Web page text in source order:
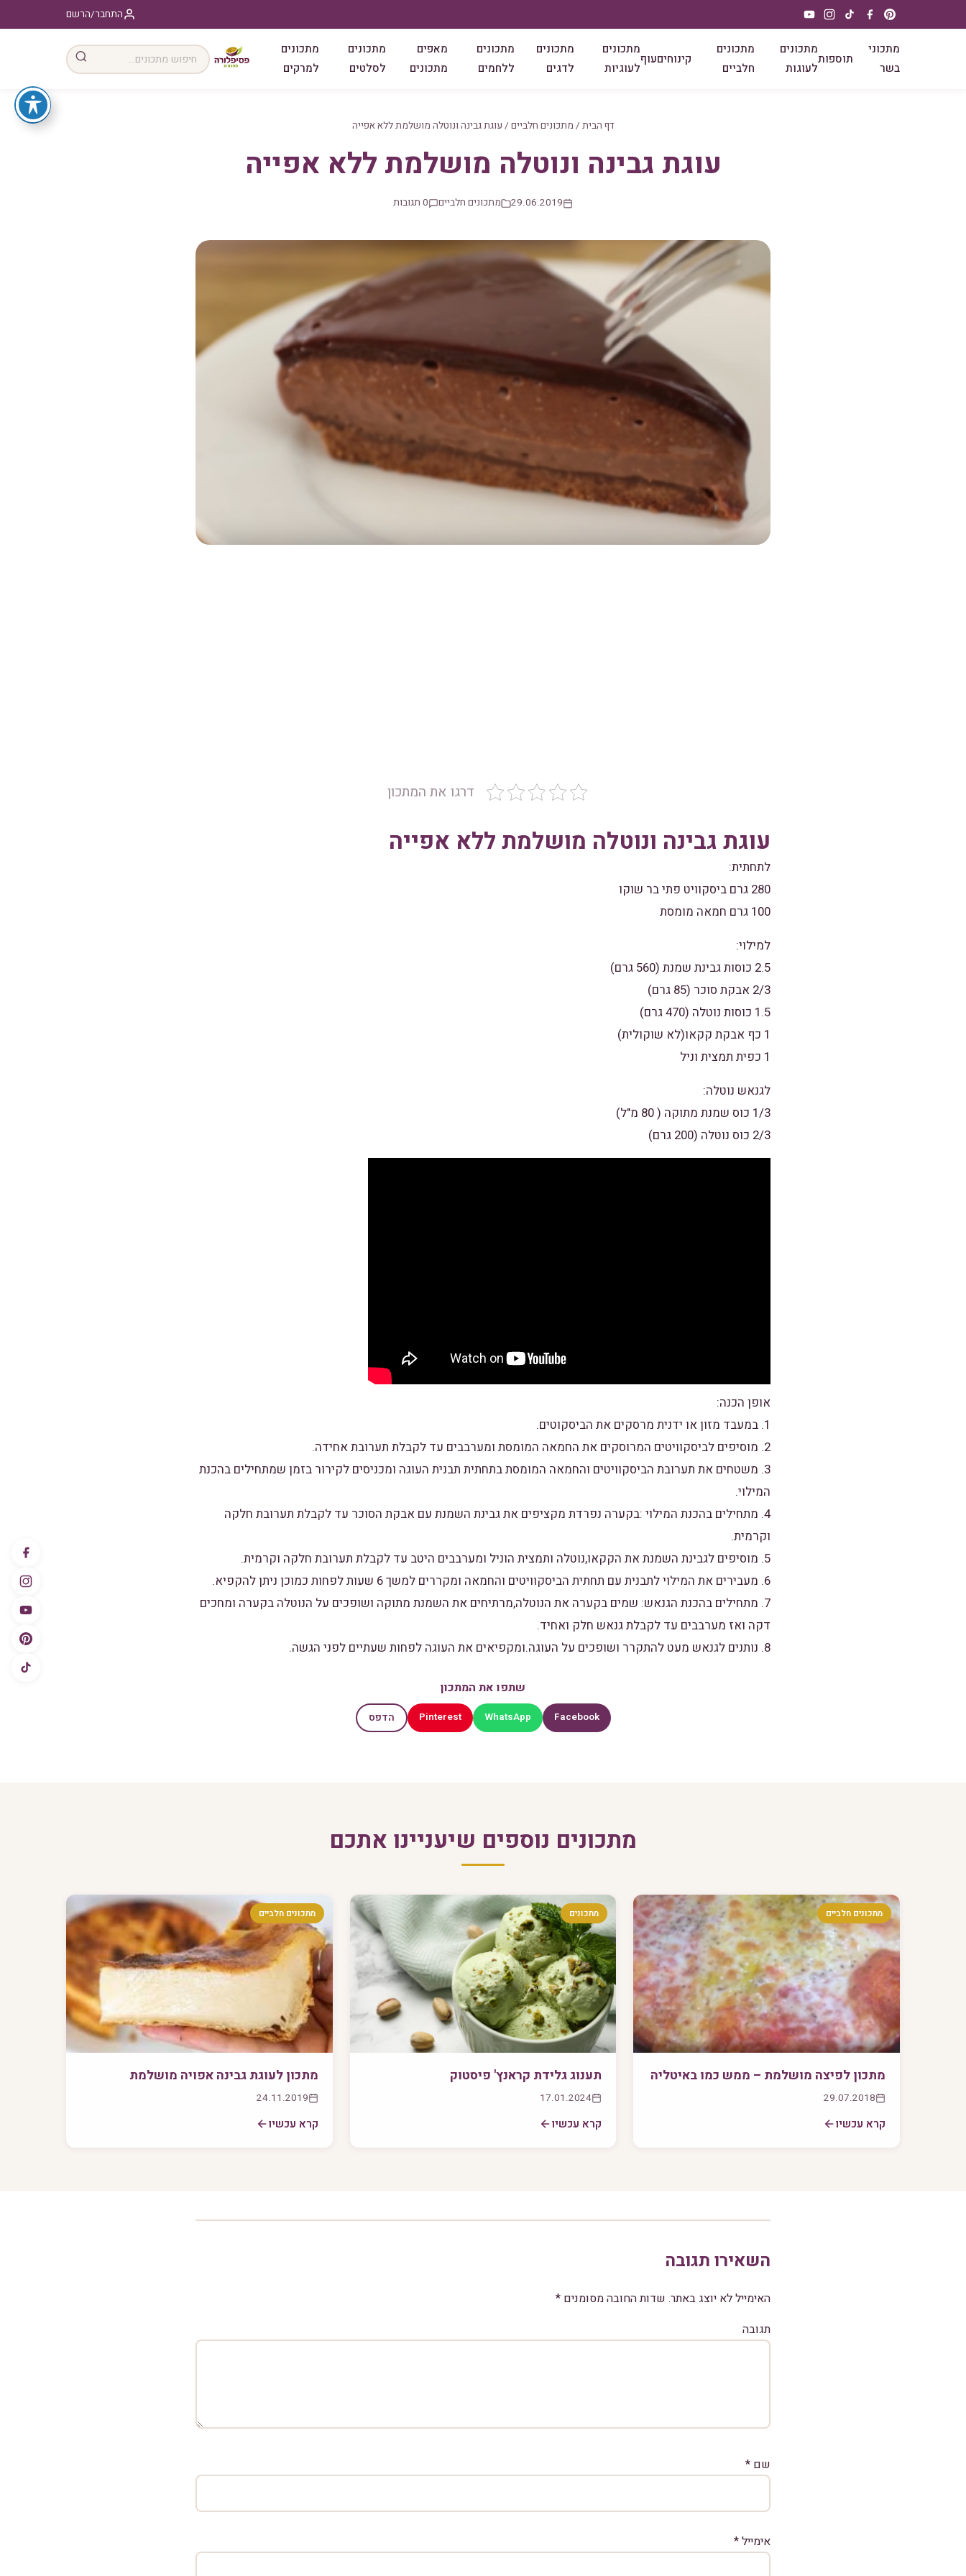
התחבר/הרשם
מתכוני
בשר
תוספות
מתכונים
לעוגות
מתכונים
חלביים
קינוחיםעוף
מתכונים
לעוגיות
מתכונים
לדגים
מתכונים
ללחמים
מאפים
מתכונים
מתכונים
לסלטים
מתכונים
למרקים
דף הבית / מתכונים חלביים / עוגת גבינה ונוטלה מושלמת ללא אפייה
עוגת גבינה ונוטלה מושלמת ללא אפייה
29.06.2019 מתכונים חלביים 0 תגובות
דרגו את המתכון
עוגת גבינה ונוטלה מושלמת ללא אפייה
לתחתית:
280 גרם ביסקוויט פתי בר שוקו
100 גרם חמאה מומסת
למילוי:
2.5 כוסות גבינת שמנת (560 גרם)
2/3 אבקת סוכר (85 גרם)
1.5 כוסות נוטלה (470 גרם)
1 כף אבקת קקאו(לא שוקולית)
1 כפית תמצית וניל
לגנאש נוטלה:
1/3 כוס שמנת מתוקה ( 80 מ"ל)
2/3 כוס נוטלה (200 גרם)
אופן הכנה:
1. במעבד מזון או ידנית מרסקים את הביסקוטים.
2. מוסיפים לביסקוויטים המרוסקים את החמאה המומסת ומערבבים עד לקבלת תערובת אחידה.
3. משטחים את תערובת הביסקוויטים והחמאה המומסת בתחתית תבנית העוגה ומכניסים לקירור בזמן שמתחילים בהכנת
המילוי.
4. מתחילים בהכנת המילוי :בקערה נפרדת מקציפים את גבינת השמנת עם אבקת הסוכר עד לקבלת תערובת חלקה
וקרמית.
5. מוסיפים לגבינת השמנת את הקקאו,נוטלה ותמצית הוניל ומערבבים היטב עד לקבלת תערובת חלקה וקרמית.
6. מעבירים את המילוי לתבנית עם תחתית הביסקוויטים והחמאה ומקררים למשך 6 שעות לפחות כמוכן ניתן להקפיא.
7. מתחילים בהכנת הגנאש: שמים בקערה את הנוטלה,מרתיחים את השמנת מתוקה ושופכים על הנוטלה בקערה ומחכים
דקה ואז מערבבים עד לקבלת גנאש חלק ואחיד.
8. נותנים לגנאש מעט להתקרר ושופכים על העוגה.ומקפיאים את העוגה לפחות שעתיים לפני הגשה.
שתפו את המתכון
Facebook
WhatsApp
Pinterest הדפס
מתכונים נוספים שיעניינו אתכם
מתכונים חלביים
מתכון לפיצה מושלמת – ממש כמו באיטליה
29.07.2018
קרא עכשיו
מתכונים
תענוג גלידת קראנץ' פיסטוק
17.01.2024
קרא עכשיו
מתכונים חלביים
מתכון לעוגת גבינה אפויה מושלמת
24.11.2019
קרא עכשיו
השאירו תגובה
האימייל לא יוצג באתר. שדות החובה מסומנים *
תגובה
שם *
אימייל*